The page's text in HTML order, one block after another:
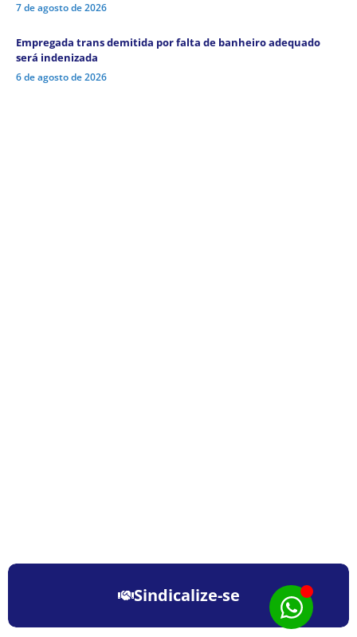
7 de agosto de 2026
Empregada trans demitida por falta de banheiro adequado
será indenizada
6 de agosto de 2026
Sindicalize-se